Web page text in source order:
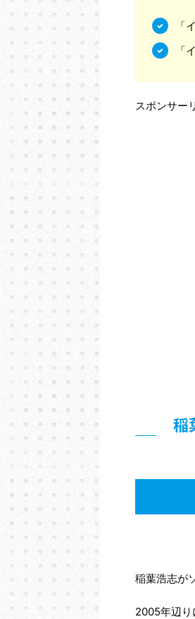
「
「
スポンサー
稲
稲葉浩志が
2005年辺り